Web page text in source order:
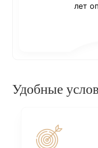
лет
Удобные